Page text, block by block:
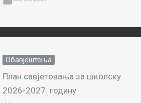
Обавјештења
План савјетовања за школску
2026-2027. годину